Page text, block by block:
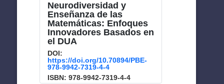
Neurodiversidad y
Enseñanza de las
Matemáticas: Enfoques
Innovadores Basados en
el DUA
DOI:
https://doi.org/10.70894/PBE-
978-9942-7319-4-4
ISBN: 978-9942-7319-4-4